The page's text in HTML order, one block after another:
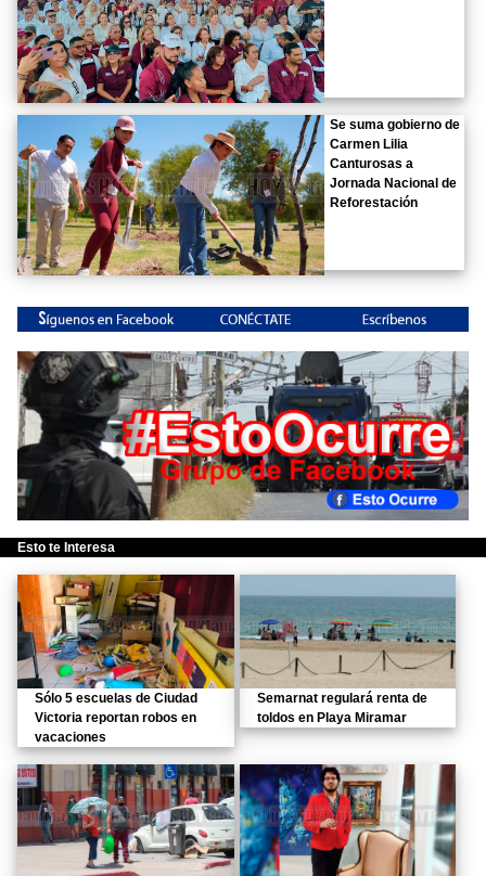
Se suma gobierno de
Carmen Lilia
Canturosas a
Jornada Nacional de
Reforestación
Esto te Interesa
Sólo 5 escuelas de Ciudad
Victoria reportan robos en
vacaciones
Semarnat regulará renta de
toldos en Playa Miramar